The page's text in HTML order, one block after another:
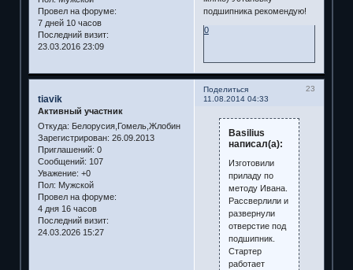
Провел на форуме:
7 дней 10 часов
Последний визит:
23.03.2016 23:09
подшипника рекомендую!
0
Поделиться
23
11.08.2014 04:33
tiavik
Активный участник
Откуда: Белорусия,Гомель,Жлобин
Зарегистрирован: 26.09.2013
Приглашений: 0
Сообщений: 107
Уважение: +0
Пол: Мужской
Провел на форуме:
4 дня 16 часов
Последний визит:
24.03.2026 15:27
Basilius
написал(а):
Изготовили
приладу по
методу Ивана.
Рассверлили и
развернули
отверстие под
подшипник.
Стартер
работает